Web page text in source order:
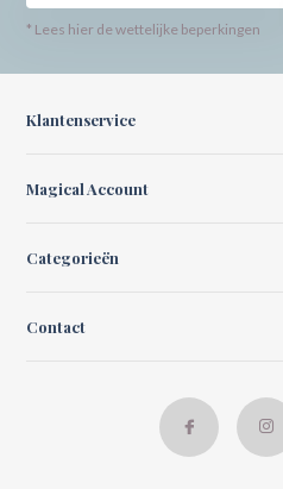
* Lees hier de wettelijke beperkingen
Klantenservice
Magical Account
Categorieën
Contact